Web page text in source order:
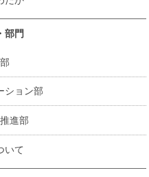
部門
ション部
進部
いて